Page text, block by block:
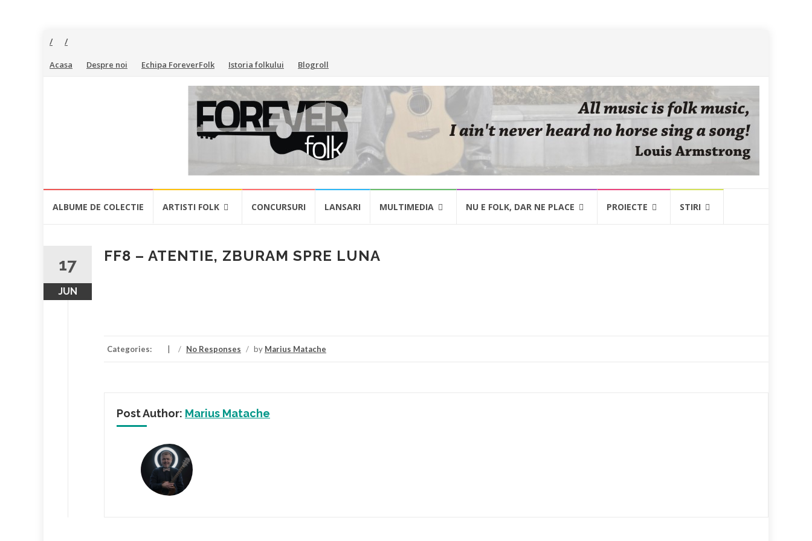
Skip
Acasa Despre noi Echipa ForeverFolk Istoria folkului Blogroll
ALBUME DE COLECTIE ARTISTI FOLK CONCURSURI LANSARI MULTIMEDIA NU E FOLK, DAR NE PLACE PROIECTE STIRI
17
JUN
FF8 – ATENTIE, ZBURAM SPRE LUNA
Categories: / No Responses / by Marius Matache
Post Author: Marius Matache